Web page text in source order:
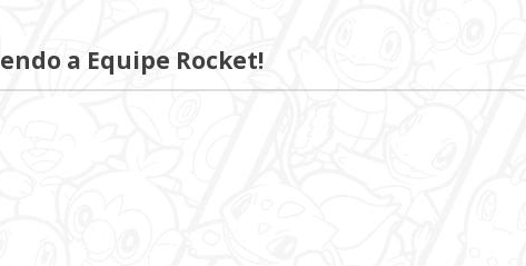
a Equipe Rocket!